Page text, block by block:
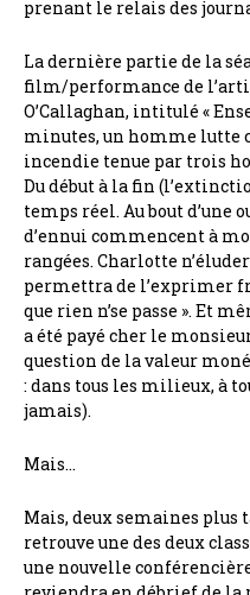
prenant le relais des
La dernière partie de la
film/performance de
O’Callaghan, intitulé «
minutes, un homme lutte
incendie tenue par trois
Du début à la fin
temps réel. Au bout d’une
d’ennui commencent à
rangées. Charlotte
permettra de l’exprimer
que rien n’se passe ». Et
a été payé cher le
question de la valeur
: dans tous les milieux, à
jamais).
Mais…
Mais, deux semaines plus
retrouve une des deux
une nouvelle